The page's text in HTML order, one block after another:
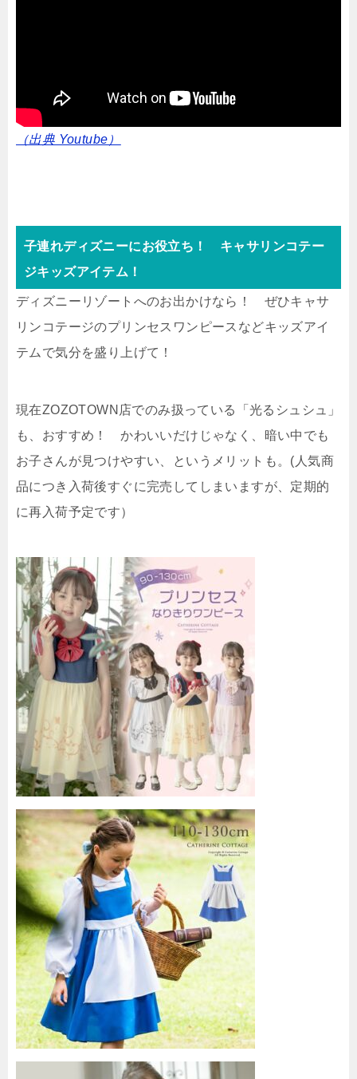
（出典 Youtube）
子連れディズニーにお役立ち！ キャサリンコテー
ジキッズアイテム！
ディズニーリゾートへのお出かけなら！ ぜひキャサ
リンコテージのプリンセスワンピースなどキッズアイ
テムで気分を盛り上げて！
現在ZOZOTOWN店でのみ扱っている「光るシュシュ」
も、おすすめ！ かわいいだけじゃなく、暗い中でも
お子さんが見つけやすい、というメリットも。(人気商
品につき入荷後すぐに完売してしまいますが、定期的
に再入荷予定です）